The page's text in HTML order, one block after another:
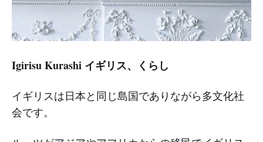
Igirisu Kurashi イギリス、くらし
イギリスは日本と同じ島国でありながら多文化社
会です。